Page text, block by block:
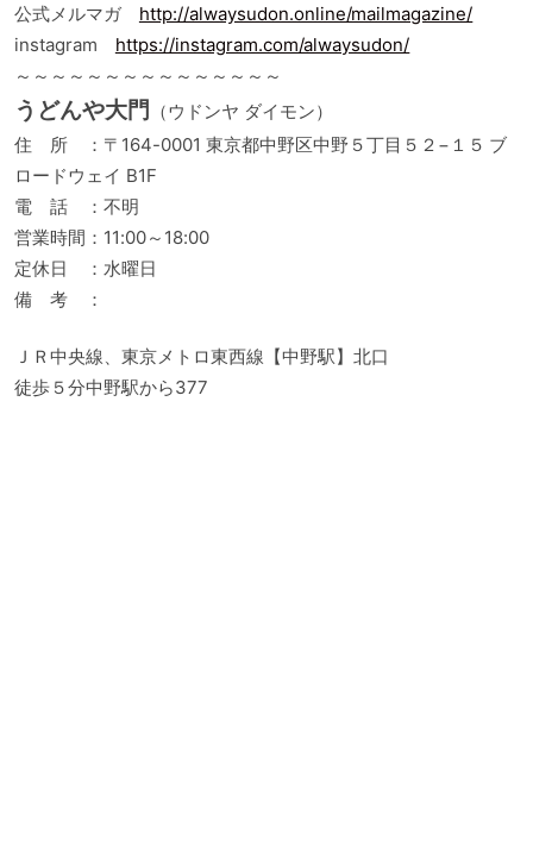
公式メルマガ http://alwaysudon.online/mailmagazine/
instagram https://instagram.com/alwaysudon/
～～～～～～～～～～～～～～～
うどんや大門
（ウドンヤ ダイモン）
住 所 ：〒164-0001 東京都中野区中野５丁目５２−１５ ブ
ロードウェイ B1F
電 話 ：不明
営業時間：11:00～18:00
定休日 ：水曜日
備 考 ：
ＪＲ中央線、東京メトロ東西線【中野駅】北口
徒歩５分中野駅から377